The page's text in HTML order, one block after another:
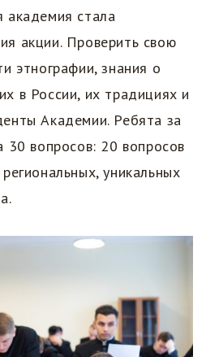
академия стала
акции. Проверить свою
этнографии, знания о
в России, их традициях и
Академии. Ребята за
30 вопросов: 20 вопросов
уникальных